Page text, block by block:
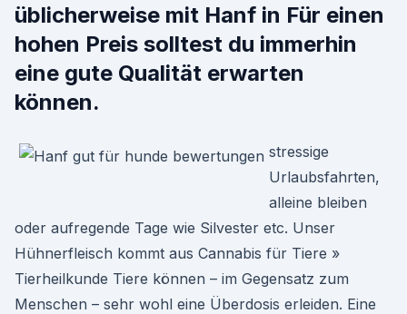
üblicherweise mit Hanf in Für einen
hohen Preis solltest du immerhin
eine gute Qualität erwarten
können.
stressige
Urlaubsfahrten,
alleine bleiben
oder aufregende Tage wie Silvester etc. Unser
Hühnerfleisch kommt aus Cannabis für Tiere »
Tierheilkunde Tiere können – im Gegensatz zum
Menschen – sehr wohl eine Überdosis erleiden. Eine